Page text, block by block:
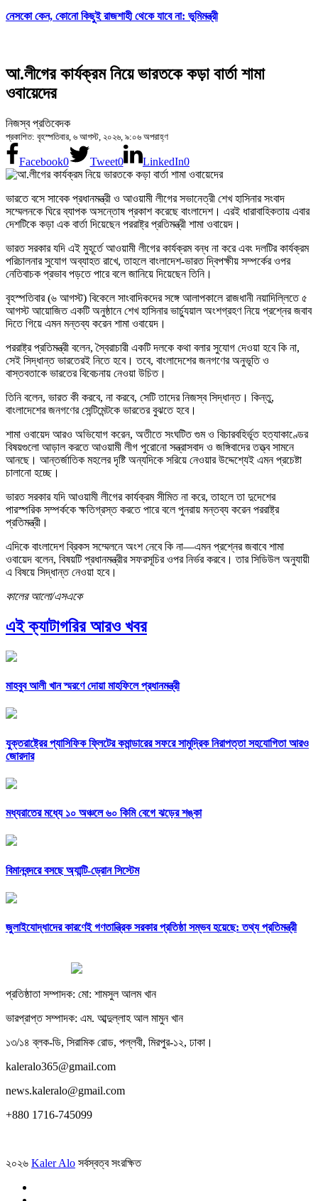
নেসকো কেন, কোনো কিছুই রাজশাহী থেকে যাবে না: ভূমিমন্ত্রী
আ.লীগের কার্যক্রম নিয়ে ভারতকে কড়া বার্তা শামা
ওবায়েদের
নিজস্ব প্রতিবেদক
প্রকাশিত: বৃহস্পতিবার, ৬ আগস্ট, ২০২৬, ৯:০৬ অপরাহ্ণ
Facebook0 Tweet0 LinkedIn0
ভারতে বসে সাবেক প্রধানমন্ত্রী ও আওয়ামী লীগের সভানেত্রী শেখ হাসিনার সংবাদ
সম্মেলনকে ঘিরে ব্যাপক অসন্তোষ প্রকাশ করেছে বাংলাদেশ। এরই ধারাবাহিকতায় এবার
দেশটিকে কড়া এক বার্তা দিয়েছেন পররাষ্ট্র প্রতিমন্ত্রী শামা ওবায়েদ।
ভারত সরকার যদি এই মুহূর্তে আওয়ামী লীগের কার্যক্রম বন্ধ না করে এবং দলটির কার্যক্রম
পরিচালনার সুযোগ অব্যাহত রাখে, তাহলে বাংলাদেশ-ভারত দ্বিপক্ষীয় সম্পর্কের ওপর
নেতিবাচক প্রভাব পড়তে পারে বলে জানিয়ে দিয়েছেন তিনি।
বৃহস্পতিবার (৬ আগস্ট) বিকেলে সাংবাদিকদের সঙ্গে আলাপকালে রাজধানী নয়াদিল্লিতে ৫
আগস্ট আয়োজিত একটি অনুষ্ঠানে শেখ হাসিনার ভার্চ্যুয়াল অংশগ্রহণ নিয়ে প্রশ্নের জবাব
দিতে গিয়ে এমন মন্তব্য করেন শামা ওবায়েদ।
পররাষ্ট্র প্রতিমন্ত্রী বলেন, স্বৈরাচারী একটি দলকে কথা বলার সুযোগ দেওয়া হবে কি না,
সেই সিদ্ধান্ত ভারতেরই নিতে হবে। তবে, বাংলাদেশের জনগণের অনুভূতি ও
বাস্তবতাকে ভারতের বিবেচনায় নেওয়া উচিত।
তিনি বলেন, ভারত কী করবে, না করবে, সেটি তাদের নিজস্ব সিদ্ধান্ত। কিন্তু,
বাংলাদেশের জনগণের সেন্টিমেন্টকে ভারতের বুঝতে হবে।
শামা ওবায়েদ আরও অভিযোগ করেন, অতীতে সংঘটিত গুম ও বিচারবহির্ভূত হত্যাকাণ্ডের
বিষয়গুলো আড়াল করতে আওয়ামী লীগ পুরোনো সন্ত্রাসবাদ ও জঙ্গিবাদের তত্ত্ব সামনে
আনছে। আন্তর্জাতিক মহলের দৃষ্টি অন্যদিকে সরিয়ে নেওয়ার উদ্দেশ্যেই এমন প্রচেষ্টা
চালানো হচ্ছে।
ভারত সরকার যদি আওয়ামী লীগের কার্যক্রম সীমিত না করে, তাহলে তা দুদেশের
পারস্পরিক সম্পর্ককে ক্ষতিগ্রস্ত করতে পারে বলে পুনরায় মন্তব্য করেন পররাষ্ট্র
প্রতিমন্ত্রী।
এদিকে বাংলাদেশ ব্রিকস সম্মেলনে অংশ নেবে কি না—এমন প্রশ্নের জবাবে শামা
ওবায়েদ বলেন, বিষয়টি প্রধানমন্ত্রীর সফরসূচির ওপর নির্ভর করবে। তার সিডিউল অনুযায়ী
এ বিষয়ে সিদ্ধান্ত নেওয়া হবে।
কালের আলো/এসএকে
এই ক্যাটাগরির আরও খবর
মাহবুব আলী খান স্মরণে দোয়া মাহফিলে প্রধানমন্ত্রী
যুক্তরাষ্ট্রের প্যাসিফিক ফ্লিটের কমান্ডারের সফরে সামুদ্রিক নিরাপত্তা সহযোগিতা আরও
জোরদার
মধ্যরাতের মধ্যে ১০ অঞ্চলে ৬০ কিমি বেগে ঝড়ের শঙ্কা
বিমানবন্দরে বসছে অ্যান্টি-ড্রোন সিস্টেম
জুলাইযোদ্ধাদের কারণেই গণতান্ত্রিক সরকার প্রতিষ্ঠা সম্ভব হয়েছে: তথ্য প্রতিমন্ত্রী
প্রতিষ্ঠাতা সম্পাদক: মো: শামসুল আলম খান
ভারপ্রাপ্ত সম্পাদক: এম. আব্দুল্লাহ আল মামুন খান
১৩/১৪ ব্লক-ডি, সিরামিক রোড, পল্লবী, মিরপুর-১২, ঢাকা।
kaleralo365@gmail.com
news.kaleralo@gmail.com
+880 1716-745099
২০২৬ Kaler Alo সর্বস্বত্ব সংরক্ষিত